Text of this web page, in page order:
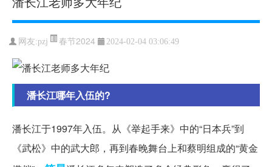
网友:pzj 春节2024 2024-02-04 03:06:49
潘长江哪年入伍的?
潘长江于1997年入伍。从《举起手来》中的“日本兵”到
《武松》中的武大郎，再到春晚舞台上和蔡明组成的“黄金